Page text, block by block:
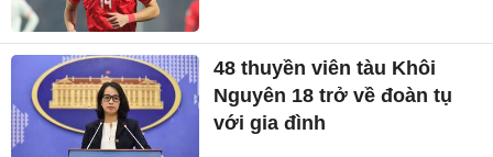
48 thuyền viên tàu Khôi
Nguyên 18 trở về đoàn tụ
với gia đình